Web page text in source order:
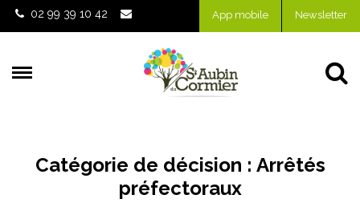
Gestion des traceurs
02 99 39 10 42 App mobile Newsletter
Catégorie de décision : Arrêtés
préfectoraux